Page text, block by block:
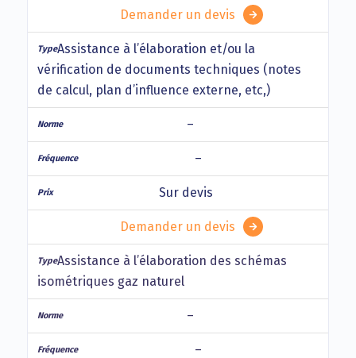
Demander un devis
Assistance à l’élaboration et/ou la
vérification de documents techniques (notes
de calcul, plan d’influence externe, etc,)
–
–
Sur devis
Demander un devis
Assistance à l’élaboration des schémas
isométriques gaz naturel
–
–